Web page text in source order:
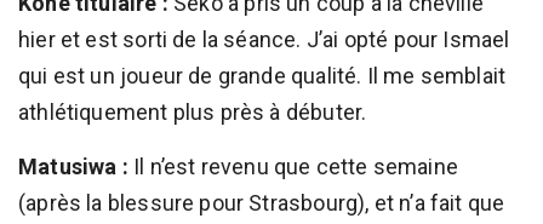
hier et est sorti de la séance. J’ai opté pour Ismael
qui est un joueur de grande qualité. Il me semblait
athlétiquement plus près à débuter.
Matusiwa : Il n’est revenu que cette semaine
(après la blessure pour Strasbourg), et n’a fait que